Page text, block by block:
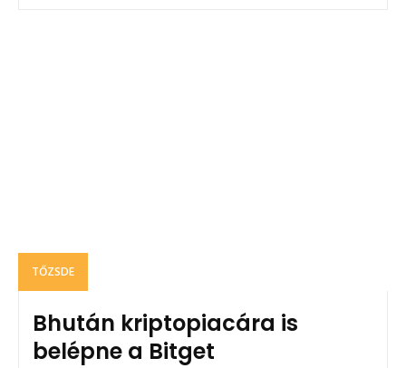
TŐZSDE
Bhután kriptopiacára is
belépne a Bitget